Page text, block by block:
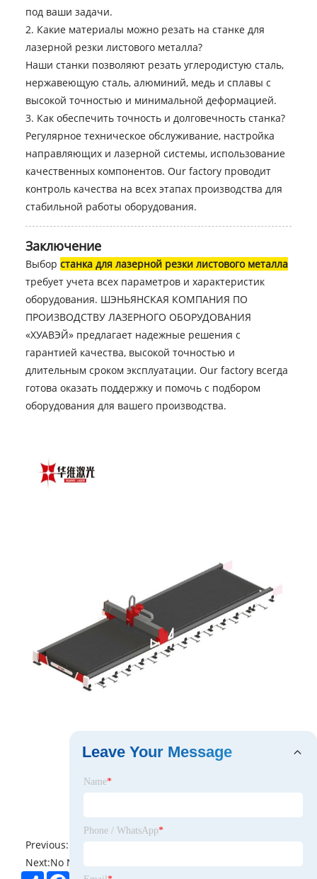
под ваши задачи.
2. Какие материалы можно резать на станке для
лазерной резки листового металла?
Наши станки позволяют резать углеродистую сталь,
нержавеющую сталь, алюминий, медь и сплавы с
высокой точностью и минимальной деформацией.
3. Как обеспечить точность и долговечность станка?
Регулярное техническое обслуживание, настройка
направляющих и лазерной системы, использование
качественных компонентов. Our factory проводит
контроль качества на всех этапах производства для
стабильной работы оборудования.
Заключение
Выбор станка для лазерной резки листового металла
требует учета всех параметров и характеристик
оборудования. ШЭНЬЯНСКАЯ КОМПАНИЯ ПО
ПРОИЗВОДСТВУ ЛАЗЕРНОГО ОБОРУДОВАНИЯ
«ХУАВЭЙ» предлагает надежные решения с
гарантией качества, высокой точностью и
длительным сроком эксплуатации. Our factory всегда
готова оказать поддержку и помочь с подбором
оборудования для вашего производства.
Previous:
Next:No News
Leave Your Message
Name*
Phone / WhatsApp*